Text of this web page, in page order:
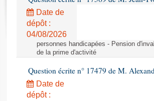
Rapports d'enquête
Rapports législatifs
Rapports sur l'application des lois
Baromètre de l’application des lois
Dossiers législatifs
Budget et sécurité sociale
Questions écrites et orales
Date de
dépôt :
04/08/2026
personnes handicapées - Pension
de la prime d'activité
Question écrite n° 17479 de M.
Date de
dépôt :